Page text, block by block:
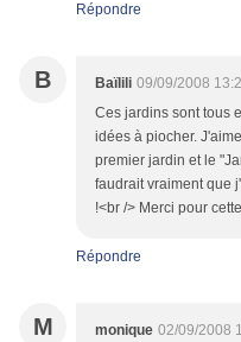
Répondre
B Baïlili 09/09/2008
Ces jardins sont tous
idées à piocher.
premier jardin et le
faudrait vraiment que
!<br /> Merci pour
Répondre
M monique 02/09/2008